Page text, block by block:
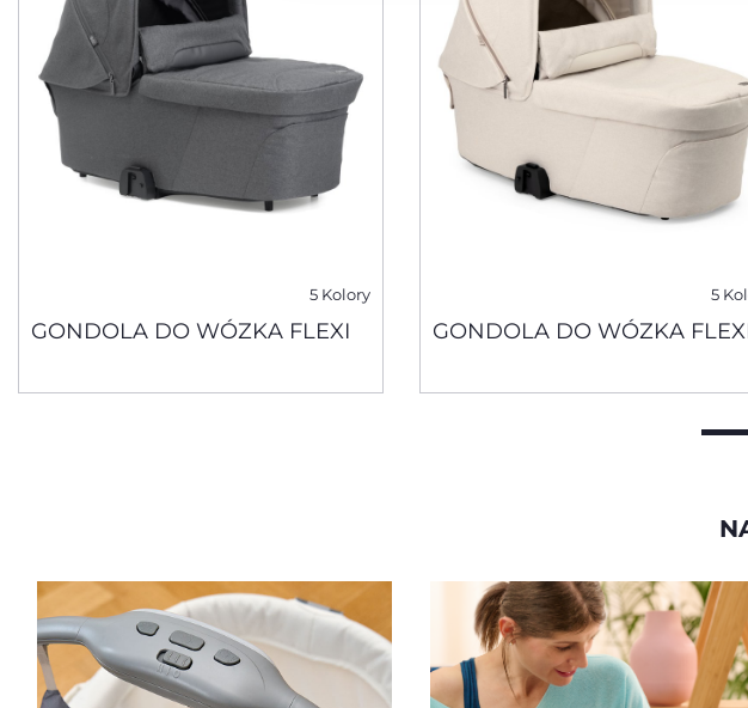
5 Kolory
GONDOLA DO WÓZKA FLEXI
5
GONDOLA DO WÓZKA